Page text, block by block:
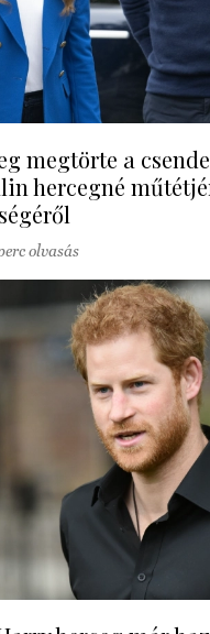
megtörte a
hercegné
olvasás